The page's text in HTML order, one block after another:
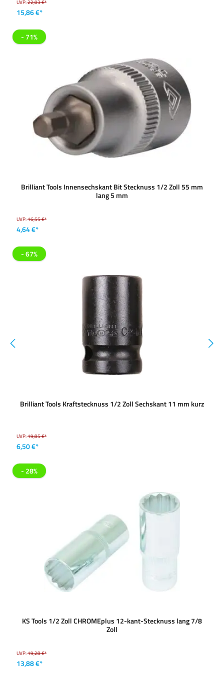
UVP:22,03 €*
15,86 €*
- 71%
Brilliant Tools Innensechskant Bit Stecknuss 1/2 Zoll 55 mm
lang 5 mm
UVP:16,55 €*
4,64 €*
- 67%
Brilliant Tools Kraftstecknuss 1/2 Zoll Sechskant 11 mm kurz
UVP:19,85 €*
6,50 €*
- 28%
KS Tools 1/2 Zoll CHROMEplus 12-kant-Stecknuss lang 7/8
Zoll
UVP:19,28 €*
13,88 €*